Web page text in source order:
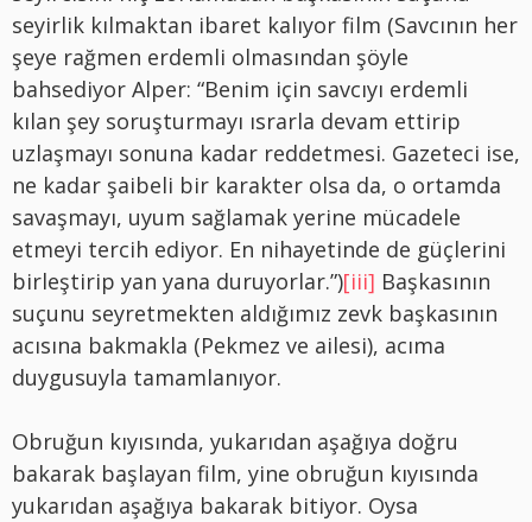
seyirlik kılmaktan ibaret kalıyor film (Savcının her
şeye rağmen erdemli olmasından şöyle
bahsediyor Alper: “Benim için savcıyı erdemli
kılan şey soruşturmayı ısrarla devam ettirip
uzlaşmayı sonuna kadar reddetmesi. Gazeteci ise,
ne kadar şaibeli bir karakter olsa da, o ortamda
savaşmayı, uyum sağlamak yerine mücadele
etmeyi tercih ediyor. En nihayetinde de güçlerini
birleştirip yan yana duruyorlar.”)[iii] Başkasının
suçunu seyretmekten aldığımız zevk başkasının
acısına bakmakla (Pekmez ve ailesi), acıma
duygusuyla tamamlanıyor.
Obruğun kıyısında, yukarıdan aşağıya doğru
bakarak başlayan film, yine obruğun kıyısında
yukarıdan aşağıya bakarak bitiyor. Oysa